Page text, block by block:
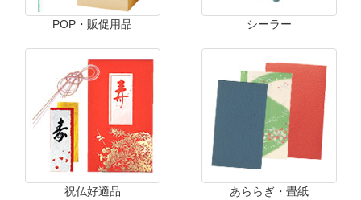
POP・販促用品 シーラー
祝仏好適品 あららぎ・畳紙